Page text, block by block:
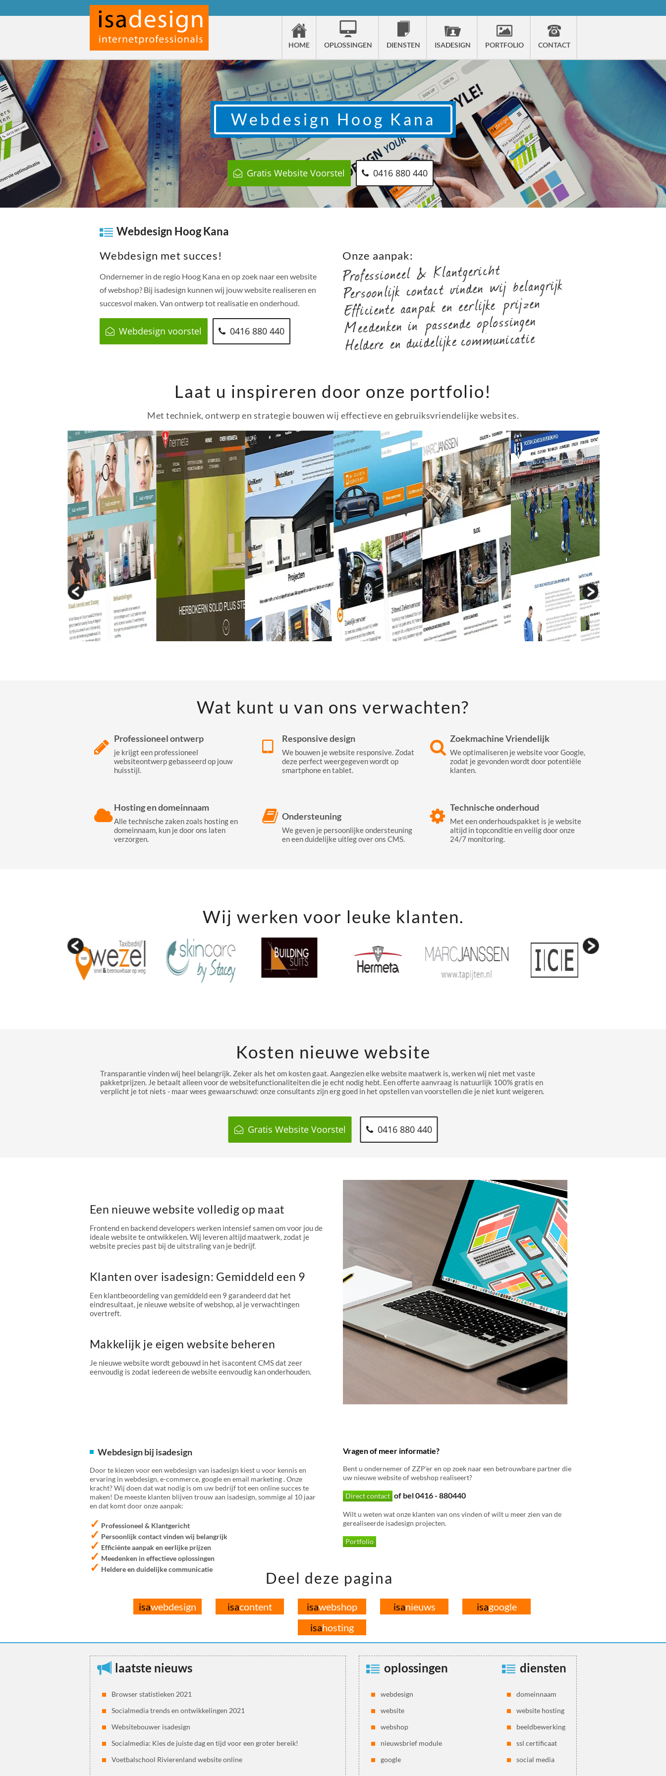
HOME OPLOSSINGEN DIENSTEN ISADESIGN PORTFOLIO CONTACT
Webdesign Hoog Kana
Gratis Website Voorstel 0416 880 440
Webdesign Hoog Kana
Webdesign met succes!
Ondernemer in de regio Hoog Kana en op zoek naar een website
of webshop? Bij isadesign kunnen wij jouw website realiseren en
succesvol maken. Van ontwerp tot realisatie en onderhoud.
Webdesign voorstel 0416 880 440
Onze aanpak:
Laat u inspireren door onze portfolio!
Met techniek, ontwerp en strategie bouwen wij effectieve en gebruiksvriendelijke websites.
Wat kunt u van ons verwachten?
Professioneel ontwerp
je krijgt een professioneel
websiteontwerp gebasseerd op jouw
huisstijl.
Responsive design
We bouwen je website responsive. Zodat
deze perfect weergegeven wordt op
smartphone en tablet.
Zoekmachine Vriendelijk
We optimaliseren je website voor Google,
zodat je gevonden wordt door potentiële
klanten.
Hosting en domeinnaam
Alle technische zaken zoals hosting en
domeinnaam, kun je door ons laten
verzorgen.
Ondersteuning
We geven je persoonlijke ondersteuning
en een duidelijke uitleg over ons CMS.
Technische onderhoud
Met een onderhoudspakket is je website
altijd in topconditie en veilig door onze
24/7 monitoring.
Wij werken voor leuke klanten.
Kosten nieuwe website
Transparantie vinden wij heel belangrijk. Zeker als het om kosten gaat. Aangezien elke website maatwerk is, werken wij niet met vaste
pakketprijzen. Je betaalt alleen voor de websitefunctionaliteiten die je echt nodig hebt. Een offerte aanvraag is natuurlijk 100% gratis en
verplicht je tot niets - maar wees gewaarschuwd: onze consultants zijn erg goed in het opstellen van voorstellen die je niet kunt weigeren.
Gratis Website Voorstel 0416 880 440
Een nieuwe website volledig op maat
Frontend en backend developers werken intensief samen om voor jou de
ideale website te ontwikkelen. Wij leveren altijd maatwerk, zodat je
website precies past bij de uitstraling van je bedrijf.
Klanten over isadesign: Gemiddeld een 9
Een klantbeoordeling van gemiddeld een 9 garandeerd dat het
eindresultaat, je nieuwe website of webshop, al je verwachtingen
overtreft.
Makkelijk je eigen website beheren
Je nieuwe website wordt gebouwd in het isacontent CMS dat zeer
eenvoudig is zodat iedereen de website eenvoudig kan onderhouden.
Webdesign bij isadesign
Door te kiezen voor een webdesign van isadesign kiest u voor kennis en
ervaring in webdesign, e-commerce, google en email marketing . Onze
kracht? Wij doen dat wat nodig is om uw bedrijf tot een online succes te
maken! De meeste klanten blijven trouw aan isadesign, sommige al 10 jaar
en dat komt door onze aanpak:
✓ Professioneel & Klantgericht
✓ Persoonlijk contact vinden wij belangrijk
✓ Efficiënte aanpak en eerlijke prijzen
✓ Meedenken in effectieve oplossingen
✓ Heldere en duidelijke communicatie
Vragen of meer informatie?
Bent u ondernemer of ZZP'er en op zoek naar een betrouwbare partner die
uw nieuwe website of webshop realiseert?
Direct contact of bel 0416 - 880440
Wilt u weten wat onze klanten van ons vinden of wilt u meer zien van de
gerealiseerde isadesign projecten.
Portfolio
Deel deze pagina
isawebdesign isacontent isawebshop isanieuws isagoogle
isahosting
laatste nieuws
Browser statistieken 2021
Socialmedia trends en ontwikkelingen 2021
Websitebouwer isadesign
Socialmedia: Kies de juiste dag en tijd voor een groter bereik!
Voetbalschool Rivierenland website online
oplossingen
webdesign
website
webshop
nieuwsbrief module
google
diensten
domeinnaam
website hosting
beeldbewerking
ssl certificaat
social media